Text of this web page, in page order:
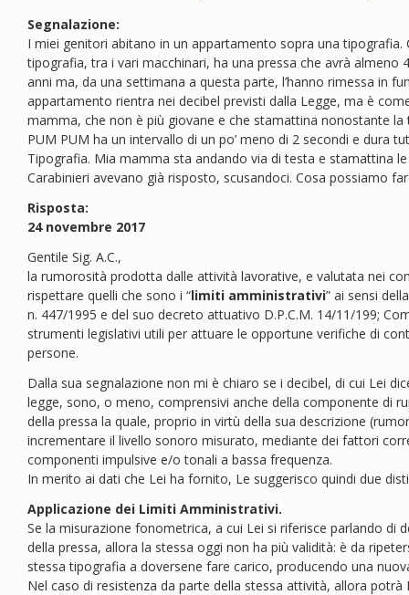
Segnalazione:
I miei genitori abitano in un appartamento sopra una tipografia.
tipografia, tra i vari macchinari, ha una pressa che avrà almeno
anni ma, da una settimana a questa parte, l’hanno rimessa in
appartamento rientra nei decibel previsti dalla Legge, ma è
mamma, che non è più giovane e che stamattina nonostante
PUM PUM ha un intervallo di un po’ meno di 2 secondi e dura
Tipografia. Mia mamma sta andando via di testa e stamattina
Carabinieri avevano già risposto, scusandoci. Cosa possiamo
Risposta:
24 novembre 2017
Gentile Sig. A.C.,
la rumorosità prodotta dalle attività lavorative, e valutata nei
rispettare quelli che sono i “limiti amministrativi” ai sensi
n. 447/1995 e del suo decreto attuativo D.P.C.M. 14/11/199;
strumenti legislativi utili per attuare le opportune verifiche di
persone.
Dalla sua segnalazione non mi è chiaro se i decibel, di cui Lei
legge, sono, o meno, comprensivi anche della componente di
della pressa la quale, proprio in virtù della sua descrizione
incrementare il livello sonoro misurato, mediante dei fattori
componenti impulsive e/o tonali a bassa frequenza.
In merito ai dati che Lei ha fornito, Le suggerisco quindi due
Applicazione dei Limiti Amministrativi.
Se la misurazione fonometrica, a cui Lei si riferisce parlando di
della pressa, allora la stessa oggi non ha più validità: è da
stessa tipografia a doversene fare carico, producendo una
Nel caso di resistenza da parte della stessa attività, allora